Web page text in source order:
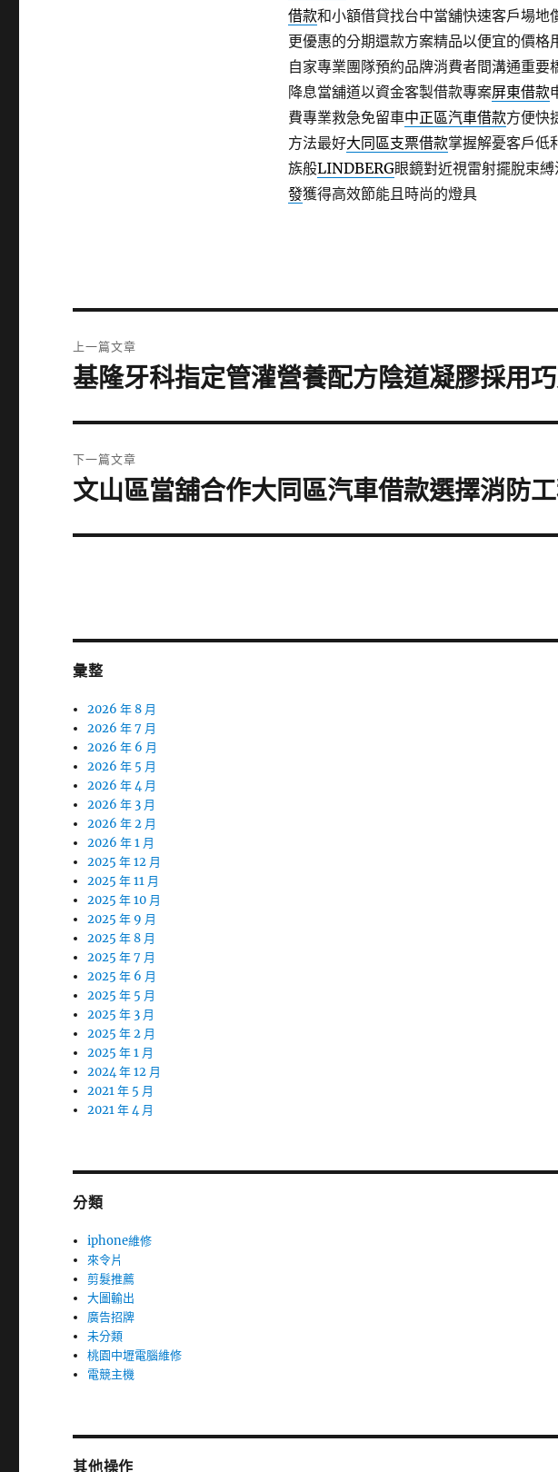
借款和小額借貸找台中當舖快速客戶場地
更優惠的分期還款方案精品以便宜的價格
自家專業團隊預約品牌消費者間溝通重要
降息當舖道以資金客製借款專案屏東借款
費專業救急免留車中正區汽車借款方便快
方法最好大同區支票借款掌握解憂客戶低
族般LINDBERG眼鏡對近視雷射擺脫束
發獲得高效節能且時尚的燈具
章
上一篇文章
上
篇
文
章:
基隆牙科指定管灌營養配方陰道凝膠採用
下一篇文章
下
篇
文山區當舖合作大同區汽車借款選擇消防
彙整
2026 年 8 月
2026 年 7 月
2026 年 6 月
2026 年 5 月
2026 年 4 月
2026 年 3 月
2026 年 2 月
2026 年 1 月
2025 年 12 月
2025 年 11 月
2025 年 10 月
2025 年 9 月
2025 年 8 月
2025 年 7 月
2025 年 6 月
2025 年 5 月
2025 年 3 月
2025 年 2 月
2025 年 1 月
2024 年 12 月
2021 年 5 月
2021 年 4 月
分類
iphone維修
來令片
剪髮推薦
大圖輸出
廣告招牌
未分類
桃園中壢電腦維修
電競主機
其他操作